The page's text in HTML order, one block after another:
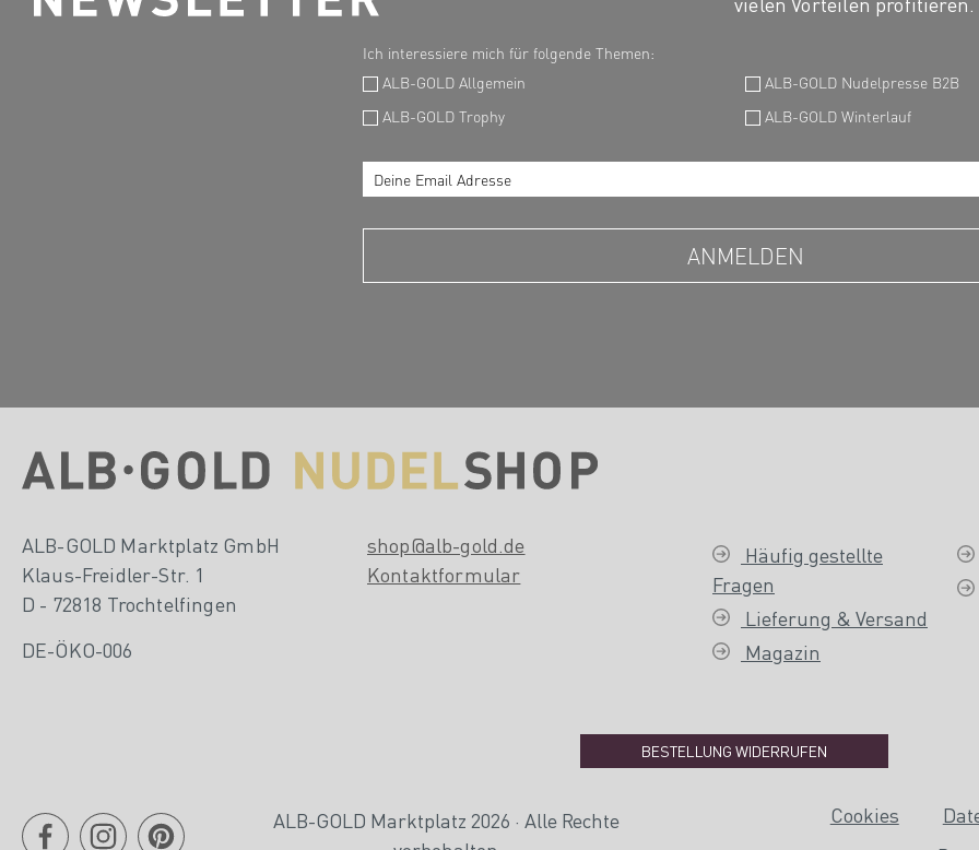
ALB-GOLD Marktplatz GmbH
Klaus-Freidler-Str. 1
D - 72818 Trochtelfingen
DE-ÖKO-006
shop@alb-gold.de
Kontaktformular
Häufig gestellte
Fragen
Lieferung & Versand
Magazin
BESTELLUNG WIDERRUFEN
ALB-GOLD Marktplatz 2026 · Alle Rechte
Cookies